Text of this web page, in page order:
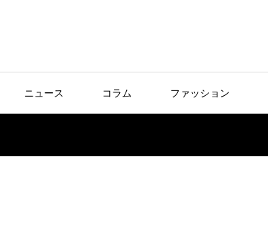
ニュース コラム ファッション